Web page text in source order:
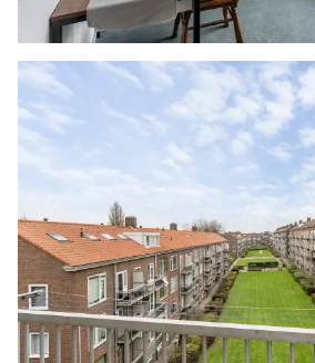
afgesloten overloop, die
open ruimte. Deze is
van een klein dakraam.
BIJZONDERHEDEN
- Geheel voorzien van
dubbel glas
- Beschikking over twee
- De zolderverdieping behoort
het appartement, echter de
gebruik van deze verdieping.